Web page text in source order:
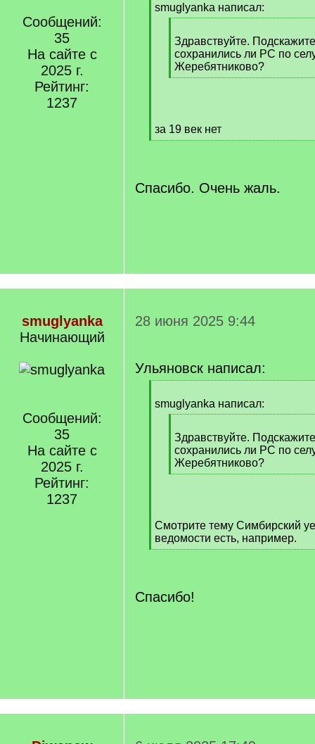
Сообщений:
35
На сайте с
2025 г.
Рейтинг:
1237
q
smuglyanka написал:
q
]
Здравствуйте.
сохранились ли РС по
Жеребятниково?
[
за 19 век нет
[
Спасибо. Очень жаль.
smuglyanka
Начинающий
Сообщений:
35
На сайте с
2025 г.
Рейтинг:
1237
28 июня 2025 9:44
Ульяновск написал:
q
smuglyanka написал:
q
]
Здравствуйте.
сохранились ли РС по
Жеребятниково?
[
Смотрите тему Симбирский
ведомости есть, например.
[
Спасибо!